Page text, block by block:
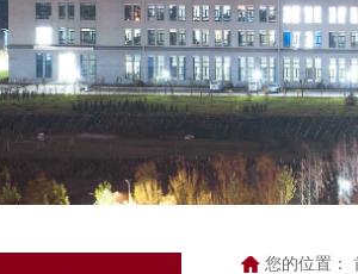
您的位置：